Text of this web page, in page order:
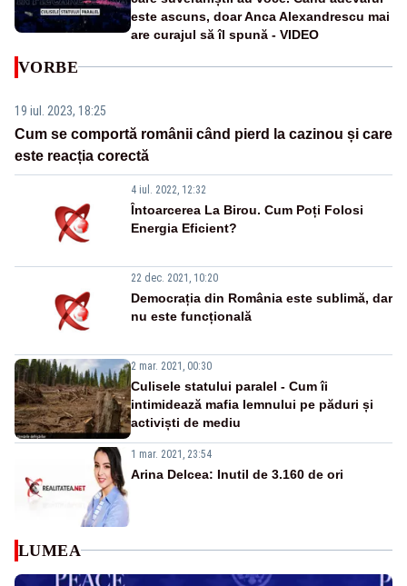
este ascuns, doar Anca Alexandrescu mai
are curajul să îl spună - VIDEO
VORBE
19 iul. 2023, 18:25
Cum se comportă românii când pierd la cazinou și care
este reacția corectă
4 iul. 2022, 12:32
Întoarcerea La Birou. Cum Poți Folosi
Energia Eficient?
22 dec. 2021, 10:20
Democrația din România este sublimă, dar
nu este funcțională
2 mar. 2021, 00:30
Culisele statului paralel - Cum îi
intimidează mafia lemnului pe păduri și
activiști de mediu
1 mar. 2021, 23:54
Arina Delcea: Inutil de 3.160 de ori
LUMEA